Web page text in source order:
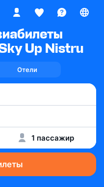
Up Nistru
Отели
1 пассажир